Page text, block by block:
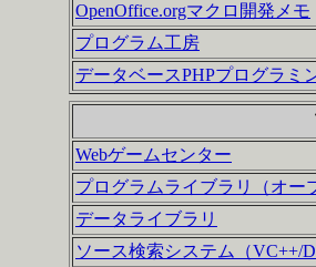
OpenOffice.orgマクロ開発メモ
プログラム工房
データベースPHPプログラミ
Webゲームセンター
プログラムライブラリ（オー
データライブラリ
ソース検索システム（VC++/